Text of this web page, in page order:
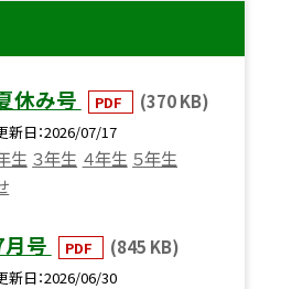
休み号 PDF (370 KB)
新日 2026/07/17
生 ３年生 ４年生 ５年生
月号 PDF (845 KB)
新日 2026/06/30